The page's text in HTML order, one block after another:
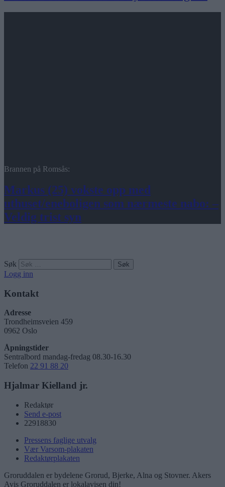
Brannen på Romsås:
Markus (25) vokste opp med
uthuset/eneboligen som nærmeste nabo: –
Veldig trist syn
Søk
Logg inn
Kontakt
Adresse
Trondheimsveien 459
0962 Oslo
Åpningstider
Sentralbord mandag-fredag 08.30-16.30
Telefon 22 91 88 20
Hjalmar Kielland jr.
Redaktør
Send e-post
22918830
Pressens faglige utvalg
Vær Varsom-plakaten
Redaktørplakaten
Groruddalen er bydelene Grorud, Bjerke, Alna og Stovner. Akers
Avis Groruddalen er lokalavisen din!